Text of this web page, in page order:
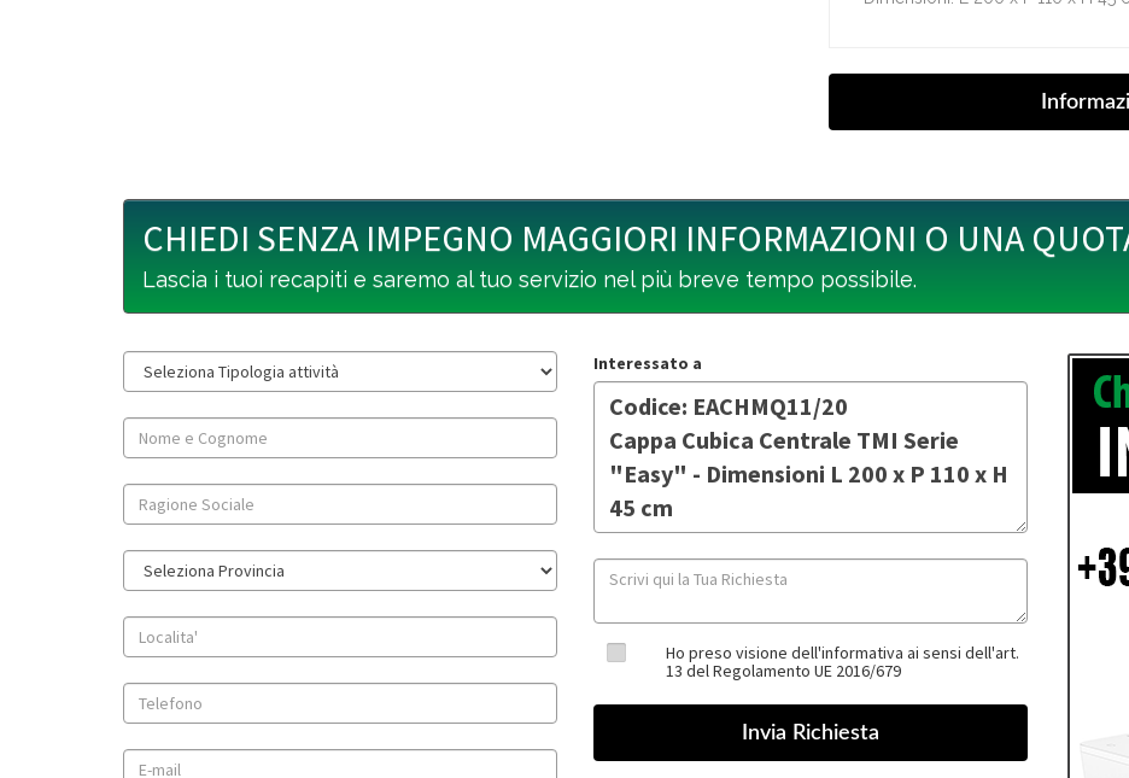
CHIEDI SENZA IMPEGNO MAGGIORI INFORMAZIONI O UNA
Lascia i tuoi recapiti e saremo al tuo servizio nel più breve tempo possibile.
Interessato a
Ho preso visione dell'informativa ai sensi dell'art.
13 del Regolamento UE 2016/679